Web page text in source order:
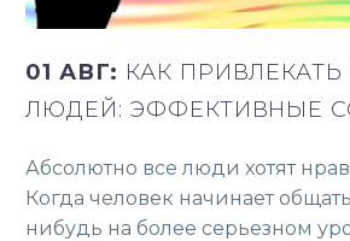
01 АВГ: КАК ПРИВЛЕКАТЬ
ЛЮДЕЙ: ЭФФЕКТИВНЫЕ
Абсолютно все люди хотят
Когда человек начинает
нибудь на более серьезном